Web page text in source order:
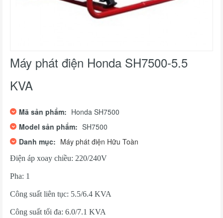
Máy phát điện Honda SH7500-5.5
KVA
Mã sản phẩm: Honda SH7500
Model sản phẩm: SH7500
Danh mục: Máy phát điện Hữu Toàn
Điện áp xoay chiều: 220/240V
Pha: 1
Công suất liên tục: 5.5/6.4 KVA
Công suất tối đa: 6.0/7.1 KVA